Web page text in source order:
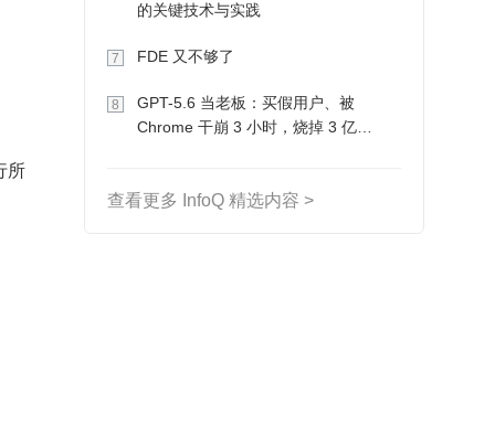
所
的关键技术与实践
7 FDE 又不够了
8
GPT-5.6 当老板：买假用户、被
Chrome 干崩 3 小时，烧掉 3 亿
查看更多 InfoQ 精选内容 >